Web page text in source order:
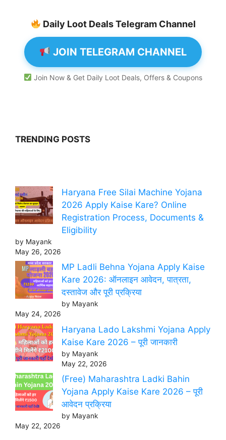
Daily Loot Deals Telegram Channel
JOIN TELEGRAM CHANNEL
Join Now & Get Daily Loot Deals, Offers & Coupons
TRENDING POSTS
Haryana Free Silai Machine Yojana
2026 Apply Kaise Kare? Online
Registration Process, Documents &
Eligibility
by Mayank
May 26, 2026
MP Ladli Behna Yojana Apply Kaise
Kare 2026: ऑनलाइन आवेदन, पात्रता,
दस्तावेज और पूरी प्रक्रिया
by Mayank
May 24, 2026
Haryana Lado Lakshmi Yojana Apply
Kaise Kare 2026 – पूरी जानकारी
by Mayank
May 22, 2026
(Free) Maharashtra Ladki Bahin
Yojana Apply Kaise Kare 2026 – पूरी
आवेदन प्रक्रिया
by Mayank
May 22, 2026